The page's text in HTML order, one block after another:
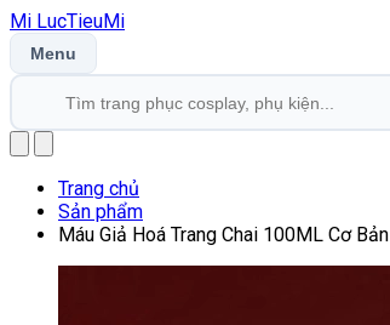
Mi LucTieuMi
Menu
Trang chủ
Sản phẩm
Máu Giả Hoá Trang Chai 100ML Cơ Bản